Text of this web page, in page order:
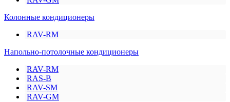
Колонные кондиционеры
RAV-RM
Напольно-потолочные кондиционеры
RAV-RM
RAS-B
RAV-SM
RAV-GM